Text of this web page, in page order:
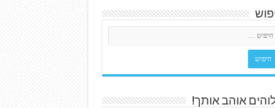
אוהב אותך!